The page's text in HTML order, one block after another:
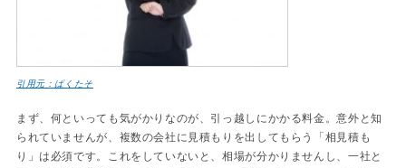
引用元：ぱくたそ
まず、何といっても気がかりなのが、引っ越しにかかる料金。意外と知
られていませんが、複数の会社に見積もりを出してもらう「相見積も
り」は必須です。これをしていないと、相場が分かりませんし、一社と